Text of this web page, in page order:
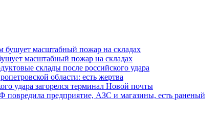
масштабный пожар на складах
склады после российского удара
области: есть жертва
удара загорелся терминал Новой почты
предприятие, АЗС и магазины, есть раненый